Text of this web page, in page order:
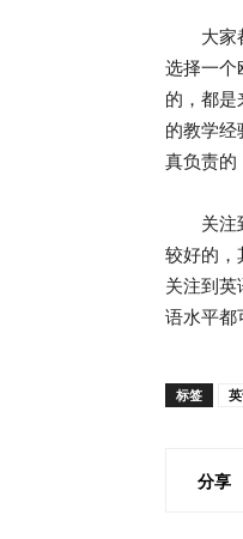
大家都
选择一个
的，都是
的教学经
真负责的
关注到
较好的，
关注到英
语水平都
标签
分享